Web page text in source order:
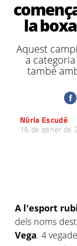
la
Aquest
a
també
Núria Escudé
16 de gener de
A l'esport
dels noms
Vega. 4